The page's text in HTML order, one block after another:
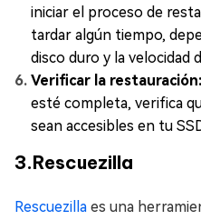
iniciar el proceso de
tardar algún tiempo,
disco duro y la velocidad
Verificar la restauración:
esté completa, verifica
sean accesibles en tu
3.Rescuezilla
Rescuezilla es una